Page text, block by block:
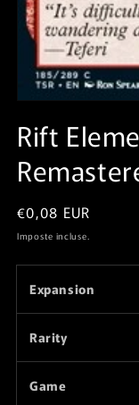
multimediali
1
in
finestra
modale
Rift
Prezzo
di
€0,08 EUR
Imposte incluse.
Expansion
Rarity
Game